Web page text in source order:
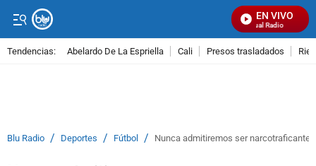
EN VIVO
Señal Visual Radio
Tendencias: Abelardo De La Espriella Cali Presos trasladados
Blu Radio / Deportes / Fútbol / Nunca admitiremos ser